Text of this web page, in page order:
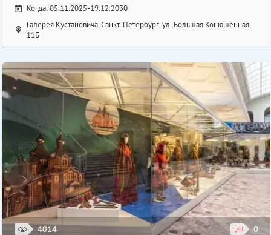
Когда: 05.11.2025-19.12.2030
Галерея Кустановича, Санкт-Петербург, ул .Большая Конюшенная,
11Б
4014 0